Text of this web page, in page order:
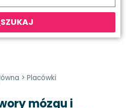
SZUKAJ
> Placówki
mózgu i